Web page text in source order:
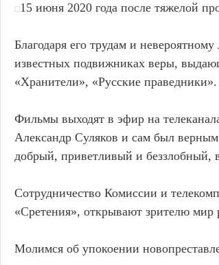
15 июня 2020 года после тяжелой
Благодаря его трудам и
известных подвижниках веры,
«Хранители», «Русские праведники».
Фильмы выходят в эфир на
Александр Суляков и сам был
добрый, приветливый и беззлобный,
Сотрудничество Комиссии и
«Сретения», открывают зрителю мир
Молимся об упокоении